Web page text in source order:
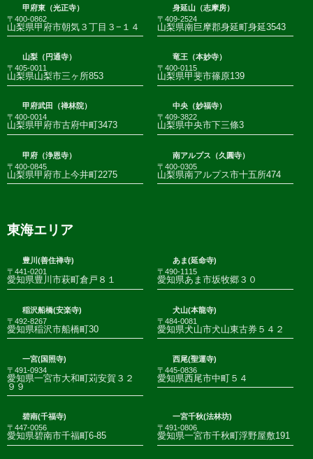
甲府東（光正寺）
〒400-0862
山梨県甲府市朝気３丁目３−１４
身延山（志摩房）
〒409-2524
山梨県南巨摩郡身延町身延3543
山梨（円通寺）
〒405-0011
山梨県山梨市三ヶ所853
竜王（本妙寺）
〒400-0115
山梨県甲斐市篠原139
甲府武田（禅林院）
〒400-0014
山梨県甲府市古府中町3473
中央（妙福寺）
〒409-3822
山梨県中央市下三條3
甲府（浄恩寺）
〒400-0845
山梨県甲府市上今井町2275
南アルプス（久圓寺）
〒400-0305
山梨県南アルプス市十五所474
東海エリア
豊川(善住禅寺)
〒441-0201
愛知県豊川市萩町倉戸８１
あま(延命寺)
〒490-1115
愛知県あま市坂牧郷３０
稲沢船橋(安楽寺)
〒492-8267
愛知県稲沢市船橋町30
犬山(本龍寺)
〒484-0081
愛知県犬山市犬山東古券５４２
一宮(国照寺)
〒491-0934
愛知県一宮市大和町苅安賀３２
９９
西尾(聖運寺)
〒445-0836
愛知県西尾市中町５４
碧南(千福寺)
〒447-0056
愛知県碧南市千福町6-85
一宮千秋(法林坊)
〒491-0806
愛知県一宮市千秋町浮野屋敷191